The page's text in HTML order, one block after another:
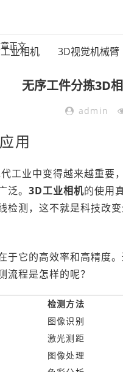
业相机 3D视觉机械臂
正文
无序工件分拣3D
admin
用
工业中变得越来越重
。 3D工业相机的使用
检测，这不就是科技改
于它的高效率和高精度
流程是怎样的呢？
检测方法
图像识别
激光测距
图像处理